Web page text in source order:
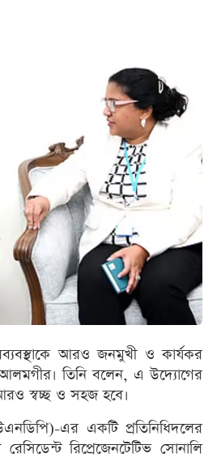
আরও জনমুখী ও কার্যকর
আলমগীর। তিনি বলেন, এ উদ্যোগের
আরও স্বচ্ছ ও সহজ হবে।
এর একটি প্রতিনিধিদলের
রিপ্রেজেনটেটিভ সোনালি